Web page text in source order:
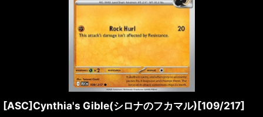
[ASC]Cynthia's Gible(シロナのフカマル)[109/217]